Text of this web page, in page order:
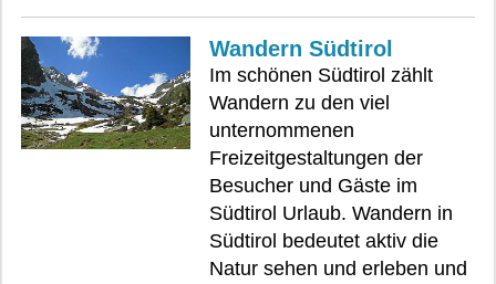
Wandern Südtirol
Im schönen Südtirol zählt
Wandern zu den viel
unternommenen
Freizeitgestaltungen der
Besucher und Gäste im
Südtirol Urlaub. Wandern in
Südtirol bedeutet aktiv die
Natur sehen und erleben und